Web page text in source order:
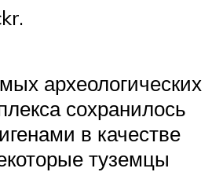
археологических
сохранилось
в качестве
туземцы